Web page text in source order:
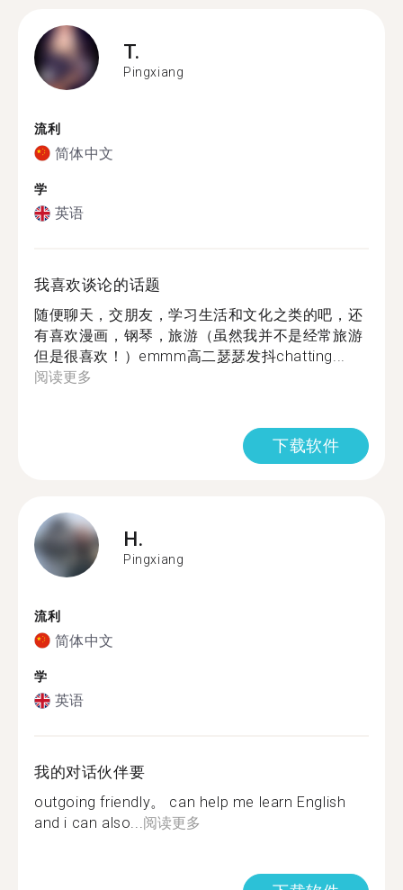
T.
Pingxiang
流利
简体中文
学
英语
我喜欢谈论的话题
随便聊天，交朋友，学习生活和文化之类的吧，还
有喜欢漫画，钢琴，旅游（虽然我并不是经常旅游
但是很喜欢！）emmm高二瑟瑟发抖chatting...
阅读更多
下载软件
H.
Pingxiang
流利
简体中文
学
英语
我的对话伙伴要
outgoing friendly。 can help me learn English
and i can also...阅读更多